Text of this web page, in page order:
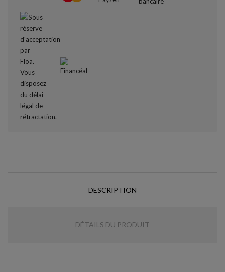
DESCRIPTION
DÉTAILS DU PRODUIT